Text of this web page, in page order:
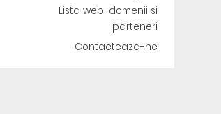
Lista web-domenii si
parteneri
Contacteaza-ne